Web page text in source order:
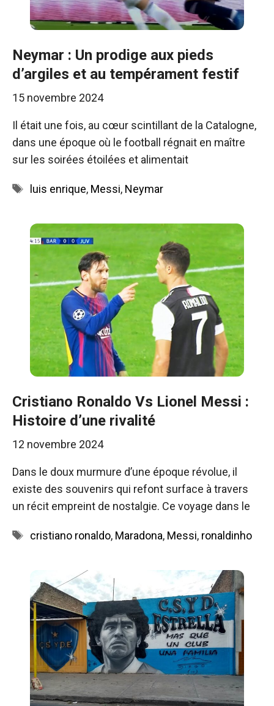
Neymar : Un prodige aux pieds
d’argiles et au tempérament festif
15 novembre 2024
Il était une fois, au cœur scintillant de la Catalogne,
dans une époque où le football régnait en maître
sur les soirées étoilées et alimentait
Étiquettes
luis enrique, Messi, Neymar
Cristiano Ronaldo Vs Lionel Messi :
Histoire d’une rivalité
12 novembre 2024
Dans le doux murmure d’une époque révolue, il
existe des souvenirs qui refont surface à travers
un récit empreint de nostalgie. Ce voyage dans le
Étiquettes
cristiano ronaldo, Maradona, Messi, ronaldinho